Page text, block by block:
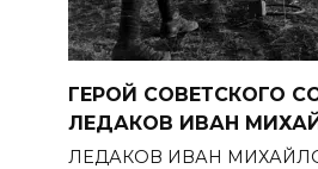
ГЕРОЙ СОВЕТСКОГО
ЛЕДАКОВ ИВАН
ЛЕДАКОВ ИВАН